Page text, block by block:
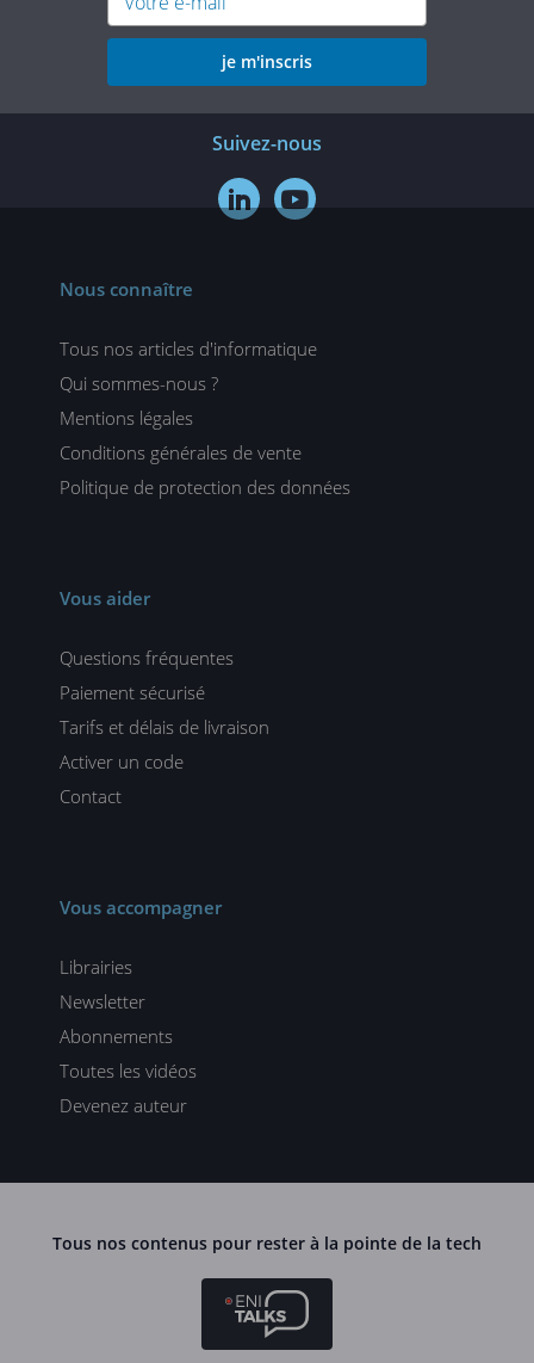
je m'inscris
Suivez-nous
 
Nous connaître
Tous nos articles d'informatique
Qui sommes-nous ?
Mentions légales
Conditions générales de vente
Politique de protection des données
Vous aider
Questions fréquentes
Paiement sécurisé
Tarifs et délais de livraison
Activer un code
Contact
Vous accompagner
Librairies
Newsletter
Abonnements
Toutes les vidéos
Devenez auteur
Tous nos contenus pour rester à la pointe de la tech